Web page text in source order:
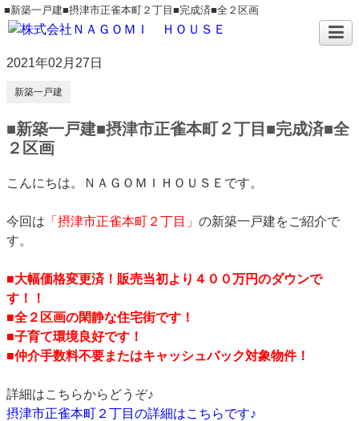
■新築一戸建■摂津市正雀本町２丁目■完成済■全２区画
2021年02月27日
新築一戸建
■新築一戸建■摂津市正雀本町２丁目■完成済■全
２区画
こんにちは。ＮＡＧＯＭＩＨＯＵＳＥです。
今回は 「摂津市正雀本町２丁目」 の新築一戸建をご紹介で
す。
■大幅価格変更済！販売当初より４００万円のダウンで
す！！
■全２区画の閑静な住宅街です！
■子育て環境良好です！
■仲介手数料不要またはキャッシュバック対象物件！
詳細はこちらからどうぞ♪
摂津市正雀本町２丁目の詳細はこちらです♪